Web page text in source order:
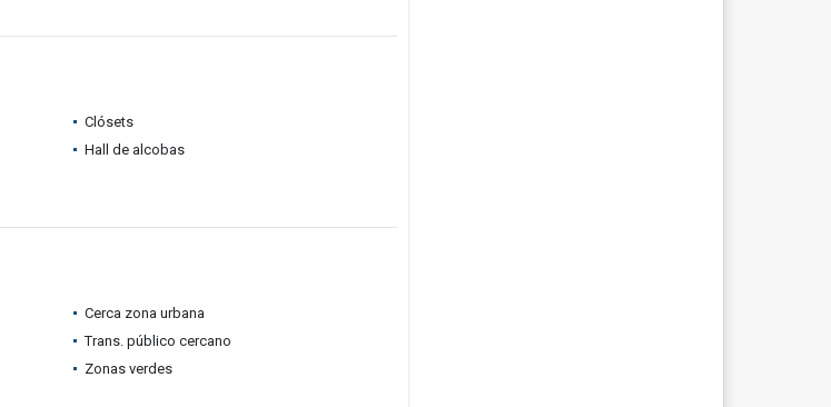
Clósets
Hall de alcobas
Cerca zona urbana
Trans. público cercano
Zonas verdes